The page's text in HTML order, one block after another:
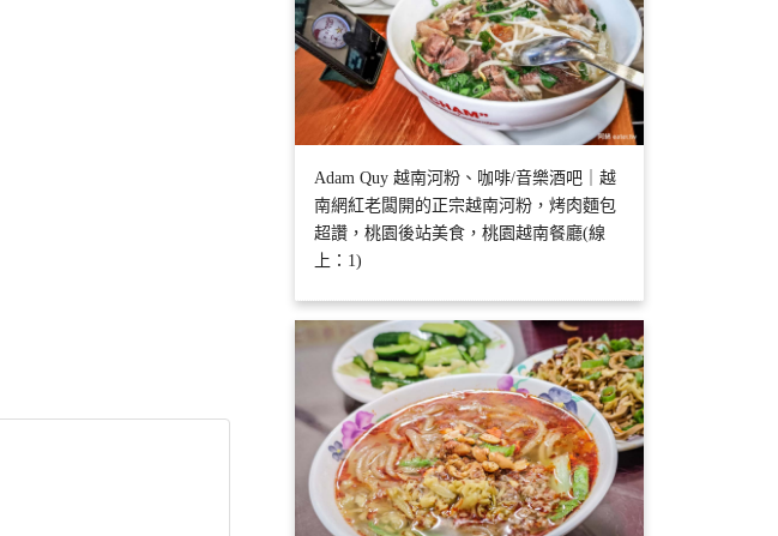
Adam Quy 越南河粉、咖啡/音樂酒吧｜越
南網紅老闆開的正宗越南河粉，烤肉麵包
超讚，桃園後站美食，桃園越南餐廳(線
上：1)